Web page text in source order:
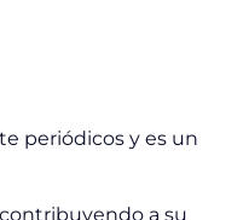
periódicos y es un
a su